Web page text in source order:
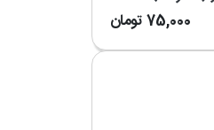
75,000تومان